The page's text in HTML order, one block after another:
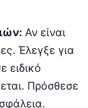
Αν είναι
Έλεγξε για
ειδικό
Πρόσθεσε